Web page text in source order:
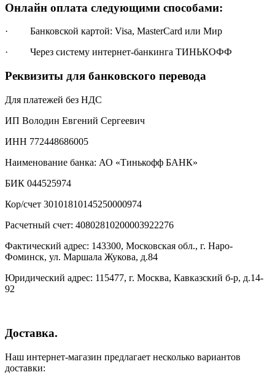
Онлайн оплата следующими способами:
· Банковской картой: Visa, MasterCard или Мир
· Через систему интернет-банкинга ТИНЬКОФФ
Реквизиты для банковского перевода
Для платежей без НДС
ИП Володин Евгений Сергеевич
ИНН 772448686005
Наименование банка: АО «Тинькофф БАНК»
БИК 044525974
Кор/счет 30101810145250000974
Расчетный счет: 40802810200003922276
Фактический адрес: 143300, Московская обл., г. Наро-
Фоминск, ул. Маршала Жукова, д.84
Юридический адрес: 115477, г. Москва, Кавказский б-р, д.14-
92
Доставка.
Наш интернет-магазин предлагает несколько вариантов
доставки: